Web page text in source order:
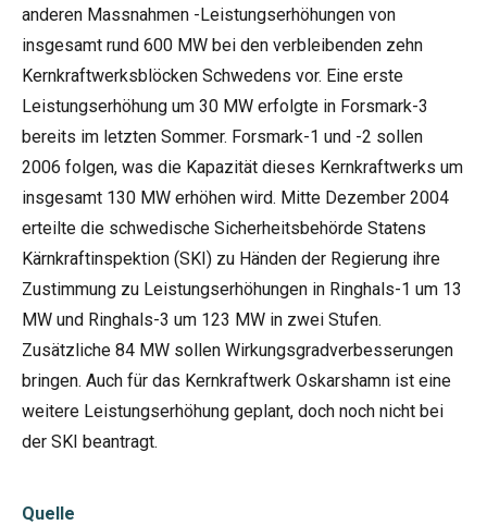
anderen Massnahmen -Leistungserhöhungen von
insgesamt rund 600 MW bei den verbleibenden zehn
Kernkraftwerksblöcken Schwedens vor. Eine erste
Leistungserhöhung um 30 MW erfolgte in Forsmark-3
bereits im letzten Sommer. Forsmark-1 und -2 sollen
2006 folgen, was die Kapazität dieses Kernkraftwerks um
insgesamt 130 MW erhöhen wird. Mitte Dezember 2004
erteilte die schwedische Sicherheitsbehörde Statens
Kärnkraftinspektion (SKI) zu Händen der Regierung ihre
Zustimmung zu Leistungserhöhungen in Ringhals-1 um 13
MW und Ringhals-3 um 123 MW in zwei Stufen.
Zusätzliche 84 MW sollen Wirkungsgradverbesserungen
bringen. Auch für das Kernkraftwerk Oskarshamn ist eine
weitere Leistungserhöhung geplant, doch noch nicht bei
der SKI beantragt.
Quelle